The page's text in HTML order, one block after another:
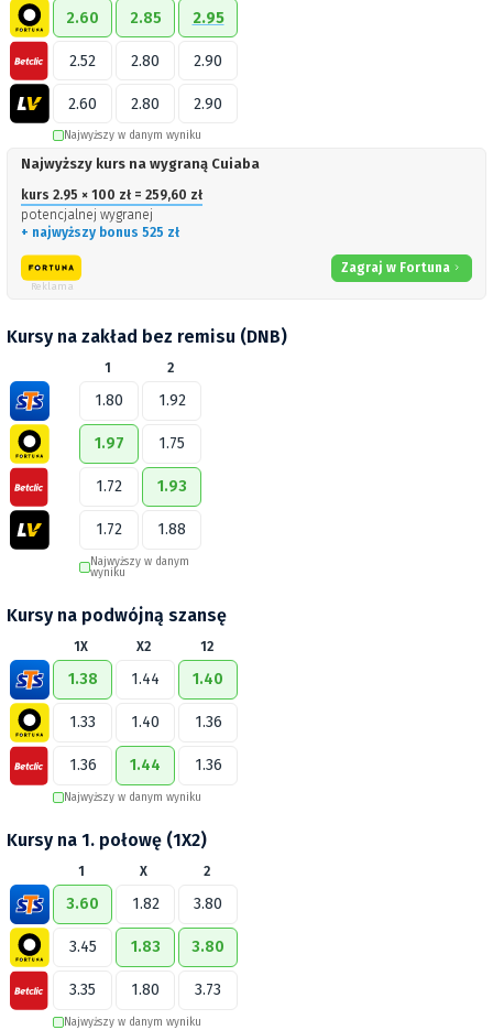
2.60 2.85 2.95
2.52 2.80 2.90
2.60 2.80 2.90
Najwyższy w danym wyniku
Najwyższy kurs na wygraną Cuiaba
kurs 2.95 × 100 zł = 259,60 zł
potencjalnej wygranej
+ najwyższy bonus 525 zł
Zagraj w Fortuna
Reklama
Kursy na zakład bez remisu (DNB)
1 2
1.80 1.92
1.97 1.75
1.72 1.93
1.72 1.88
Najwyższy w danym
wyniku
Kursy na podwójną szansę
1X X2 12
1.38 1.44 1.40
1.33 1.40 1.36
1.36 1.44 1.36
Najwyższy w danym wyniku
Kursy na 1. połowę (1X2)
1 X 2
3.60 1.82 3.80
3.45 1.83 3.80
3.35 1.80 3.73
Najwyższy w danym wyniku